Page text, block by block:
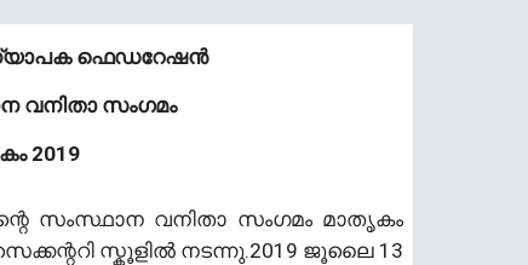
ഫെഡറേഷൻ
വനിതാ സംഗമം
2019
സംസ്ഥാന വനിതാ സംഗമം മാതൃകം
സ്കൂളിൽ നടന്നു.2019 ജൂലൈ 13